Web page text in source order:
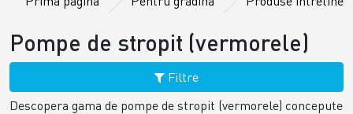
Pompe de stropit (vermorele)
Filtre
Descopera gama de pompe de stropit (vermorele) concepute